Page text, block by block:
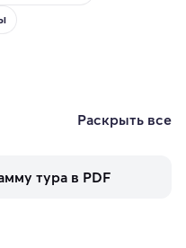
Раскрыть все
тура в PDF